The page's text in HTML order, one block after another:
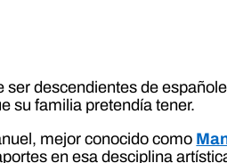
descendientes de
su familia pretendía tener.
mejor conocido como
en esa desciplina